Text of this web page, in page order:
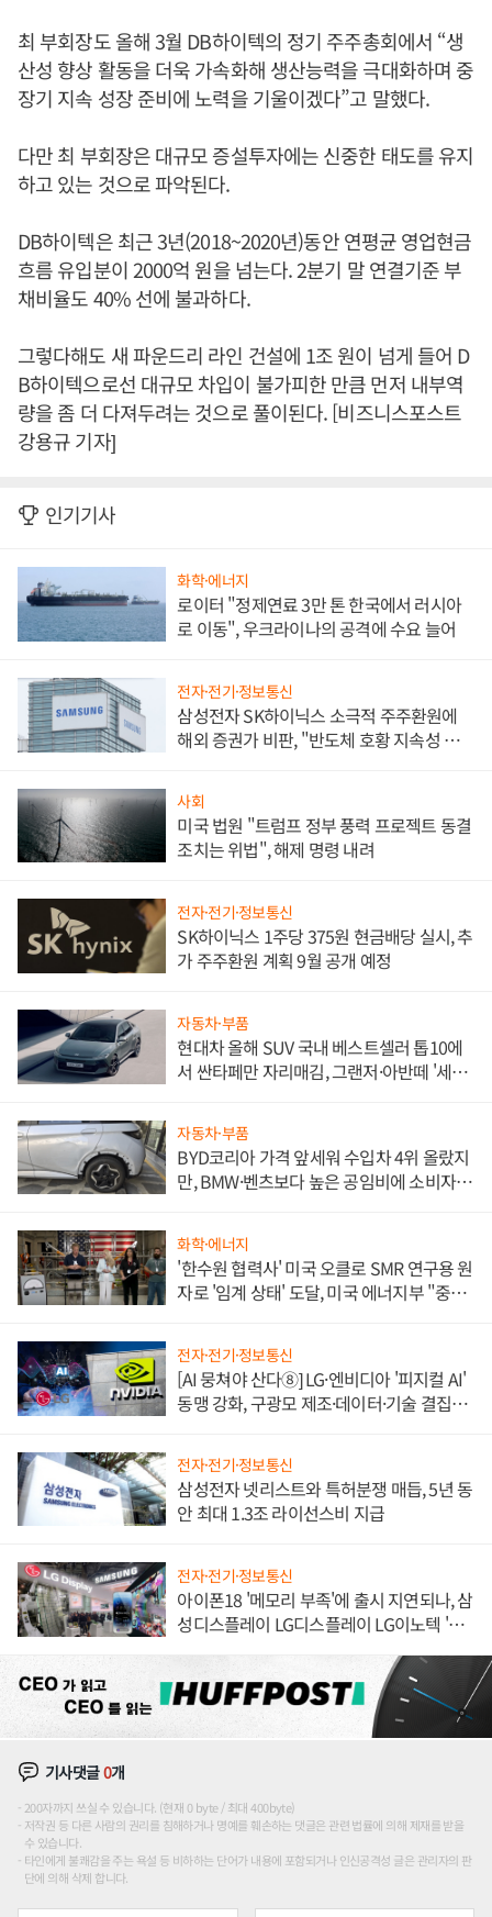
최 부회장도 올해 3월 DB하이텍의 정기 주주총회에서 “생
산성 향상 활동을 더욱 가속화해 생산능력을 극대화하며 중
장기 지속 성장 준비에 노력을 기울이겠다”고 말했다.
다만 최 부회장은 대규모 증설투자에는 신중한 태도를 유지
하고 있는 것으로 파악된다.
DB하이텍은 최근 3년(2018~2020년)동안 연평균 영업현금
흐름 유입분이 2000억 원을 넘는다. 2분기 말 연결기준 부
채비율도 40% 선에 불과하다.
그렇다해도 새 파운드리 라인 건설에 1조 원이 넘게 들어 D
B하이텍으로선 대규모 차입이 불가피한 만큼 먼저 내부역
량을 좀 더 다져두려는 것으로 풀이된다. [비즈니스포스트
강용규 기자]
인기기사
화학·에너지
로이터 "정제연료 3만 톤 한국에서 러시아
로 이동", 우크라이나의 공격에 수요 늘어
전자·전기·정보통신
삼성전자 SK하이닉스 소극적 주주환원에
해외 증권가 비판, "반도체 호황 지속성 의
사회
미국 법원 "트럼프 정부 풍력 프로젝트 동결
조치는 위법", 해제 명령 내려
전자·전기·정보통신
SK하이닉스 1주당 375원 현금배당 실시, 추
가 주주환원 계획 9월 공개 예정
자동차·부품
현대차 올해 SUV 국내 베스트셀러 톱10에
서 싼타페만 자리매김, 그랜저·아반떼 '세단
자동차·부품
BYD코리아 가격 앞세워 수입차 4위 올랐지
만, BMW·벤츠보다 높은 공임비에 소비자
화학·에너지
'한수원 협력사' 미국 오클로 SMR 연구용 원
자로 '임계 상태' 도달, 미국 에너지부 "중요
전자·전기·정보통신
[AI 뭉쳐야 산다⑧] LG·엔비디아 '피지컬 AI'
동맹 강화, 구광모 제조·데이터·기술 결집
전자·전기·정보통신
삼성전자 넷리스트와 특허분쟁 매듭, 5년 동
안 최대 1.3조 라이선스비 지급
전자·전기·정보통신
아이폰18 '메모리 부족'에 출시 지연되나, 삼
성디스플레이 LG디스플레이 LG이노텍 '탈
기사댓글0개
200자까지 쓰실 수 있습니다. (현재 0 byte / 최대 400byte)
저작권 등 다른 사람의 권리를 침해하거나 명예를 훼손하는 댓글은 관련 법률에 의해 제재를 받을
수 있습니다.
타인에게 불쾌감을 주는 욕설 등 비하하는 단어가 내용에 포함되거나 인신공격성 글은 관리자의 판
단에 의해 삭제 합니다.